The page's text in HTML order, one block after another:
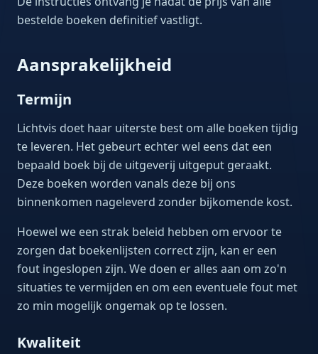
bestelde boeken definitief vastligt.
Aansprakelijkheid
Termijn
Lichtvis doet haar uiterste best om alle boeken tijdig
te leveren. Het gebeurt echter wel eens dat een
bepaald boek bij de uitgeverij uitgeput geraakt.
Deze boeken worden vanals deze bij ons
binnenkomen nageleverd zonder bijkomende kost.
Hoewel we een strak beleid hebben om ervoor te
zorgen dat boekenlijsten correct zijn, kan er een
fout ingeslopen zijn. We doen er alles aan om zo'n
situaties te vermijden en om een eventuele fout met
zo min mogelijk ongemak op te lossen.
Kwaliteit